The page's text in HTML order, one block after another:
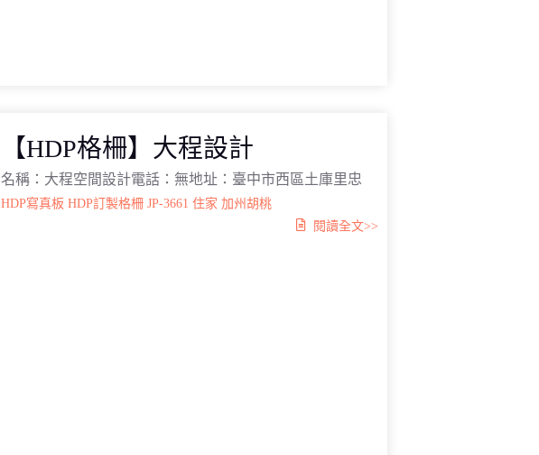
【HDP格柵】大程設計
名稱：大程空間設計電話：無地址：臺中市西區土庫里忠
HDP寫真板 HDP訂製格柵 JP-3661 住家 加州胡桃
閱讀全文>>